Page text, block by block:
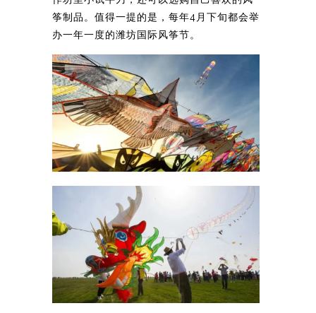
筝制品。值得一提的是，每年4月下旬都会举
办一年一度的潍坊国际风筝节。